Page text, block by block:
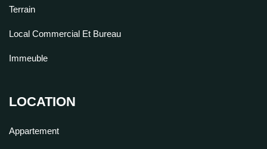
Terrain
Local Commercial Et Bureau
Immeuble
LOCATION
Appartement